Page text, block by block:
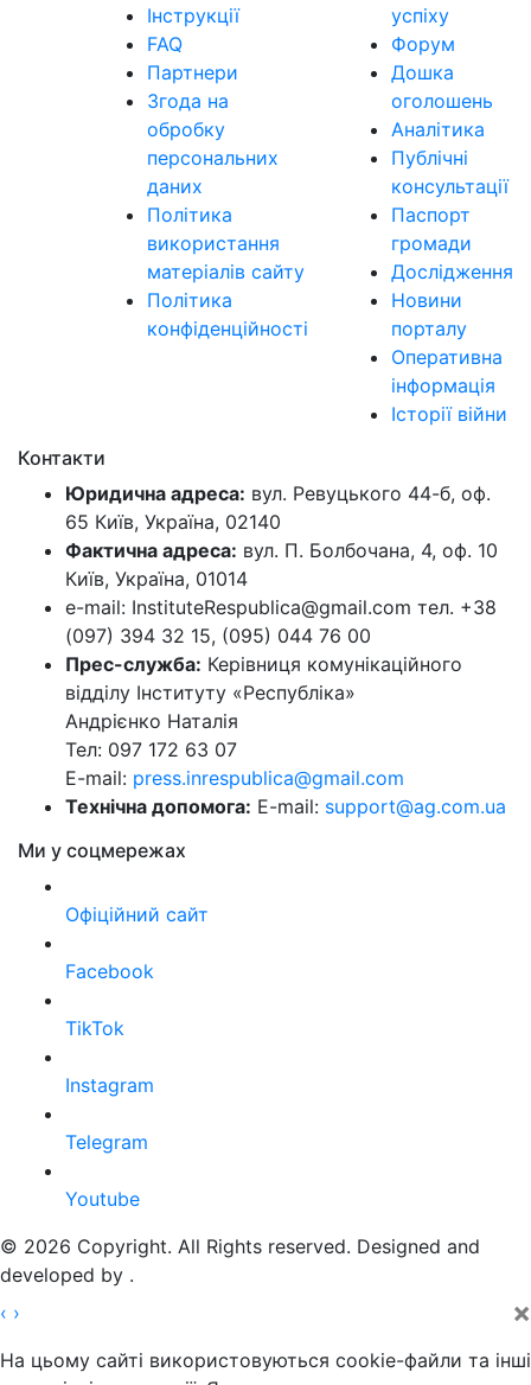
Інструкції
FAQ
Партнери
Згода на
обробку
персональних
даних
Політика
використання
матеріалів сайту
Політика
конфіденційності
успіху
Форум
Дошка
оголошень
Аналітика
Публічні
консультації
Паспорт
громади
Дослідження
Новини
порталу
Оперативна
інформація
Історії війни
Контакти
Юридична адреса: вул. Ревуцького 44-б, оф.
65 Київ, Україна, 02140
Фактична адреса: вул. П. Болбочана, 4, оф. 10
Київ, Україна, 01014
e-mail: InstituteRespublica@gmail.com тел. +38
(097) 394 32 15, (095) 044 76 00
Прес-служба: Керівниця комунікаційного
відділу Інституту «Республіка»
Андрієнко Наталія
Тел: 097 172 63 07
E-mail: press.inrespublica@gmail.com
Технічна допомога: E-mail: support@ag.com.ua
Ми у соцмережах
Офіційний сайт
Facebook
TikTok
Instagram
Telegram
Youtube
© 2026 Copyright. All Rights reserved. Designed and
developed by .
‹ › ×
На цьому сайті використовуються cookie-файли та інші